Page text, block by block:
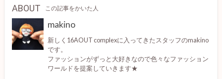
ABOUT この記事をかいた人
makino
新しく16AOUT complexに入ってきたスタッフのmakino
です。
ファッションがずっと大好きなので色々なファッション
ワールドを提案していきます★